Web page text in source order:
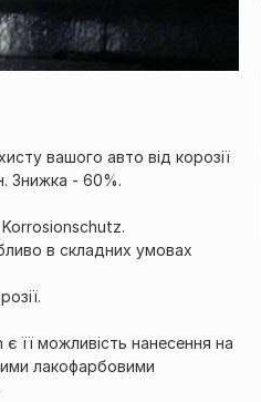
вашого авто від корозії
Знижка - 60%.
Korrosionschutz.
в складних умовах
її можливість нанесення на
лакофарбовими